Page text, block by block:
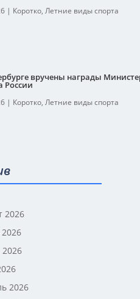
| Коротко, Летние виды спорта
вручены награды
России
| Коротко, Летние виды спорта
2026
2026